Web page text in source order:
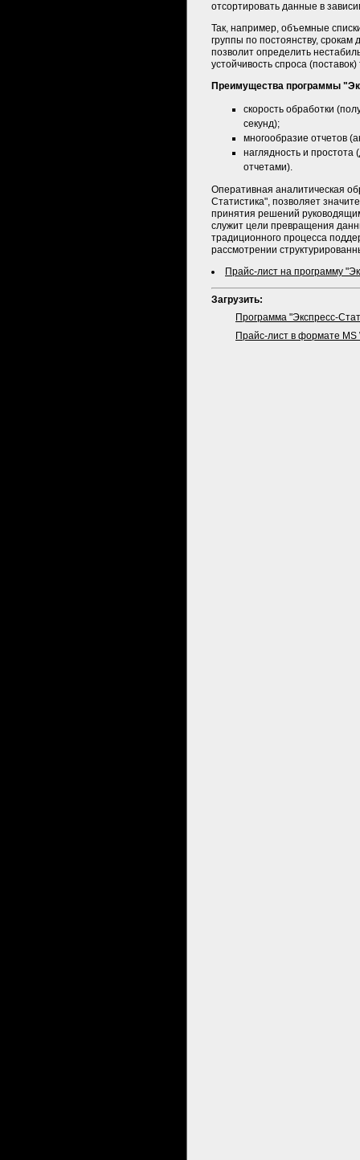
отсортировать данные в
Так, например, объемные
группы по постоянству,
позволит определить
устойчивость спроса
Преимущества программы
cкорость обработки
секунд);
многообразие отчетов
наглядность и
отчетами).
Оперативная аналитическая
Статистика", позволяет
принятия решений
служит цели превращения
традиционного процесса
рассмотрении
Прайс-лист на программу
Загрузить:
Программа "Экспресс-
Прайс-лист в формате MS